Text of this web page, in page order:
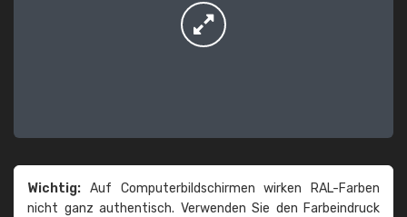
Wichtig: Auf Computerbildschirmen wirken RAL-Farben
nicht ganz authentisch. Verwenden Sie den Farbeindruck